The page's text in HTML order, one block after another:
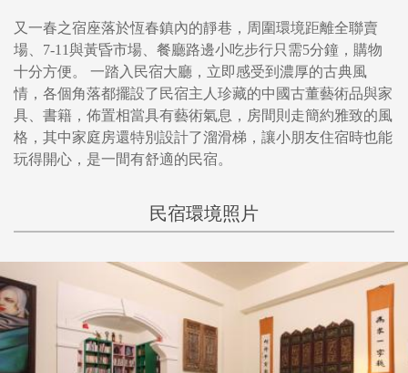
又一春之宿座落於恆春鎮內的靜巷，周圍環境距離全聯賣
場、7-11與黃昏市場、餐廳路邊小吃步行只需5分鐘，購物
十分方便。 一踏入民宿大廳，立即感受到濃厚的古典風
情，各個角落都擺設了民宿主人珍藏的中國古董藝術品與家
具、書籍，佈置相當具有藝術氣息，房間則走簡約雅致的風
格，其中家庭房還特別設計了溜滑梯，讓小朋友住宿時也能
玩得開心，是一間有舒適的民宿。
民宿環境照片